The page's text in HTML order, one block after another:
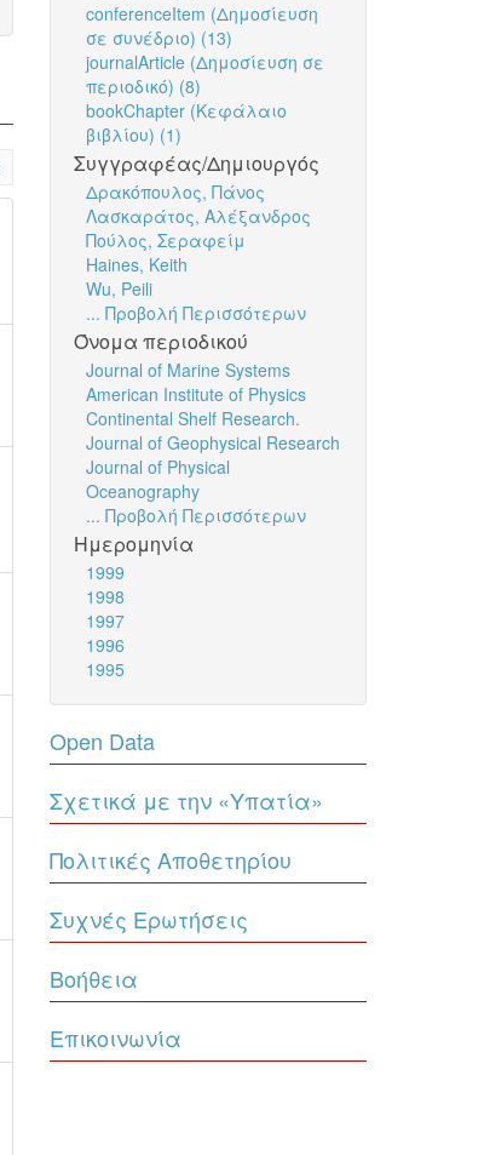
conferenceItem (Δημοσίευση
σε συνέδριο) (13)
journalArticle (Δημοσίευση σε
περιοδικό) (8)
bookChapter (Κεφάλαιο
βιβλίου) (1)
Συγγραφέας/Δημιουργός
Δρακόπουλος, Πάνος
Λασκαράτος, Αλέξανδρος
Πούλος, Σεραφείμ
Haines, Keith
Wu, Peili
... Προβολή Περισσότερων
Όνομα περιοδικού
Journal of Marine Systems
American Institute of Physics
Continental Shelf Research.
Journal of Geophysical Research
Journal of Physical
Oceanography
... Προβολή Περισσότερων
Ημερομηνία
1999
1998
1997
1996
1995
Open Data
Σχετικά με την «Υπατία»
Πολιτικές Αποθετηρίου
Συχνές Ερωτήσεις
Βοήθεια
Επικοινωνία